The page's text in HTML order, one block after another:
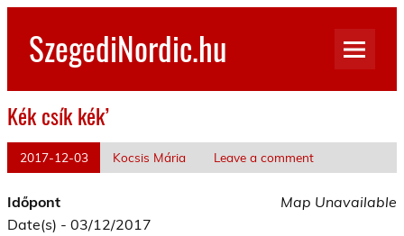
Skip
contentSzegediNordic.hu
Kék csík kék’
2017-12-03 Kocsis Mária Leave a comment
Map Unavailable
Időpont
Date(s) - 03/12/2017